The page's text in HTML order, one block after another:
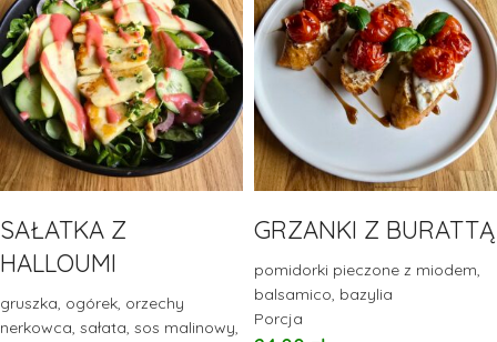
SAŁATKA Z
HALLOUMI
gruszka, ogórek, orzechy
nerkowca, sałata, sos malinowy,
GRZANKI Z BURATTĄ
pomidorki pieczone z miodem,
balsamico, bazylia
Porcja